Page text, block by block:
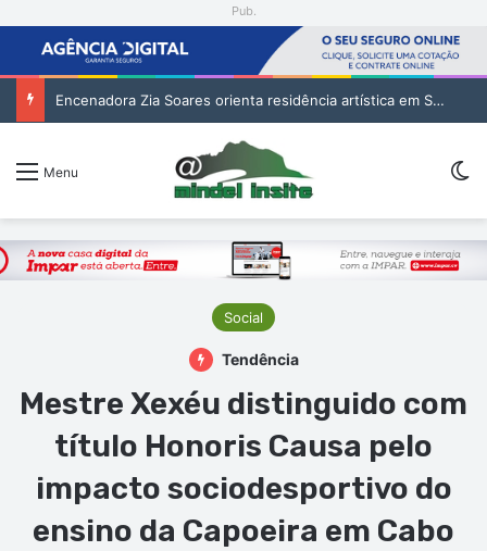
Pub.
Encenadora Zia Soares orienta residência artística em São Vicente
Menu
Social
Tendência
Mestre Xexéu distinguido com
título Honoris Causa pelo
impacto sociodesportivo do
ensino da Capoeira em Cabo